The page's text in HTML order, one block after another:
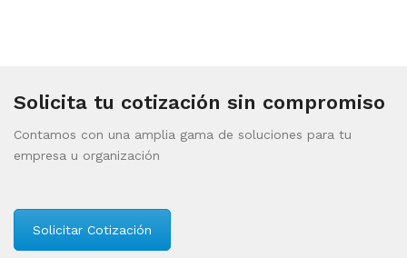
Solicita tu cotización sin compromiso
Contamos con una amplia gama de soluciones para tu
empresa u organización
Solicitar Cotización